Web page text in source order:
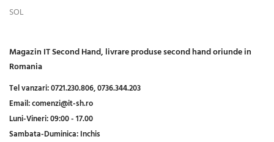
SOL
Magazin IT Second Hand, livrare produse second hand oriunde in
Romania
Tel vanzari:0721.230.806,0736.344.203
Email:comenzi@it-sh.ro
Luni-Vineri:09:00 - 17.00
Sambata-Duminica:Inchis